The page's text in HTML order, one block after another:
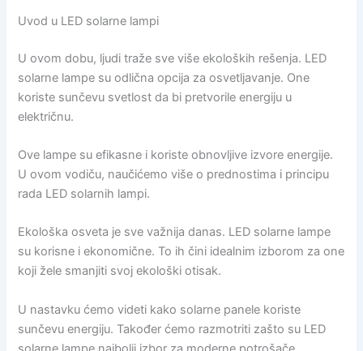
Uvod u LED solarne lampi
U ovom dobu, ljudi traže sve više ekoloških rešenja. LED
solarne lampe su odlična opcija za osvetljavanje. One
koriste sunčevu svetlost da bi pretvorile energiju u
električnu.
Ove lampe su efikasne i koriste obnovljive izvore energije.
U ovom vodiču, naučićemo više o prednostima i principu
rada LED solarnih lampi.
Ekološka osveta je sve važnija danas. LED solarne lampe
su korisne i ekonomične. To ih čini idealnim izborom za one
koji žele smanjiti svoj ekološki otisak.
U nastavku ćemo videti kako solarne panele koriste
sunčevu energiju. Također ćemo razmotriti zašto su LED